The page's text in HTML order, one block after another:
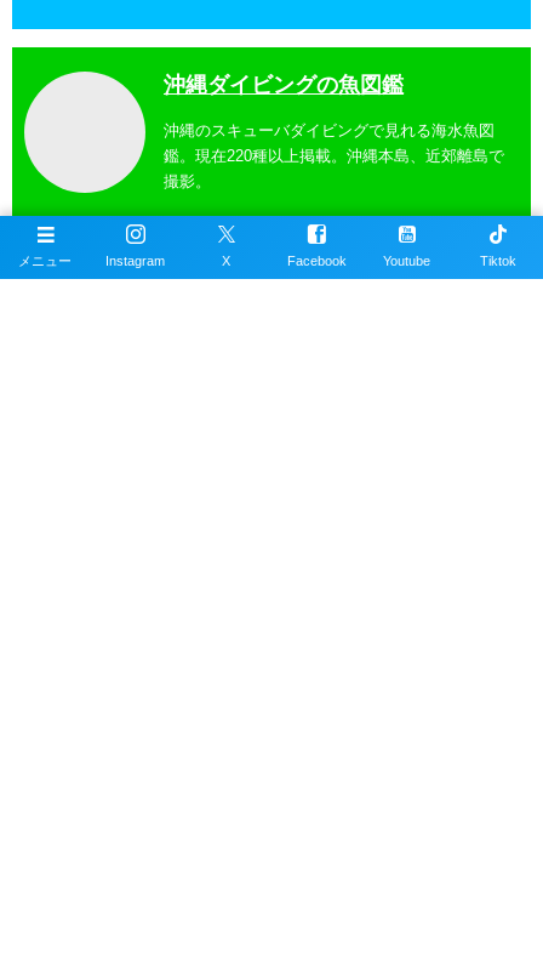
沖縄ダイビングの魚図鑑
沖縄のスキューバダイビングで見れる海水魚図
鑑。現在220種以上掲載。沖縄本島、近郊離島で
撮影。
沖縄ダイビングスポット
メニュー Instagram X Facebook Youtube Tiktok